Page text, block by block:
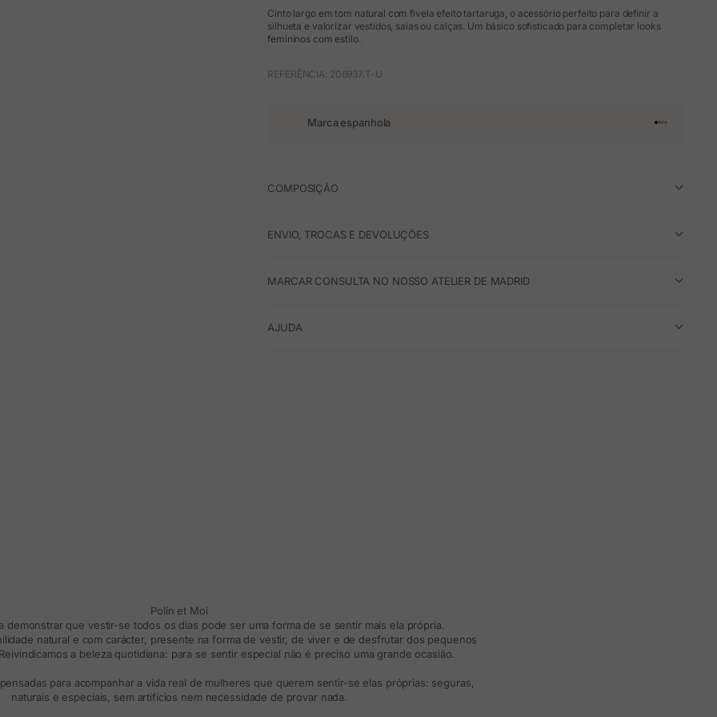
Cinto largo em tom natural com fivela efeito tartaruga, o acessório perfeito para definir a
silhueta e valorizar vestidos, saias ou calças. Um básico sofisticado para completar looks
femininos com estilo.
REFERÊNCIA: 206937.T-U
Marca espanhola Ir para o
Ir para o
Ir para o
Ir para o
COMPOSIÇÃO
ENVIO, TROCAS E DEVOLUÇÕES
MARCAR CONSULTA NO NOSSO ATELIER DE MADRID
AJUDA
Polín et Moi
demonstrar que vestir-se todos os dias pode ser uma forma de se sentir mais ela própria.
natural e com carácter, presente na forma de vestir, de viver e de desfrutar dos pequenos
a beleza quotidiana: para se sentir especial não é preciso uma grande ocasião.
para acompanhar a vida real de mulheres que querem sentir-se elas próprias: seguras,
naturais e especiais, sem artifícios nem necessidade de provar nada.